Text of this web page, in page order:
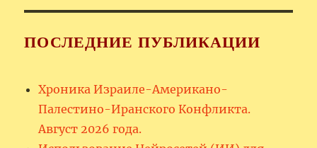
ПОСЛЕДНИЕ ПУБЛИКАЦИИ
Хроника Израиле-Американо-
Палестино-Иранского Конфликта.
Август 2026 года.